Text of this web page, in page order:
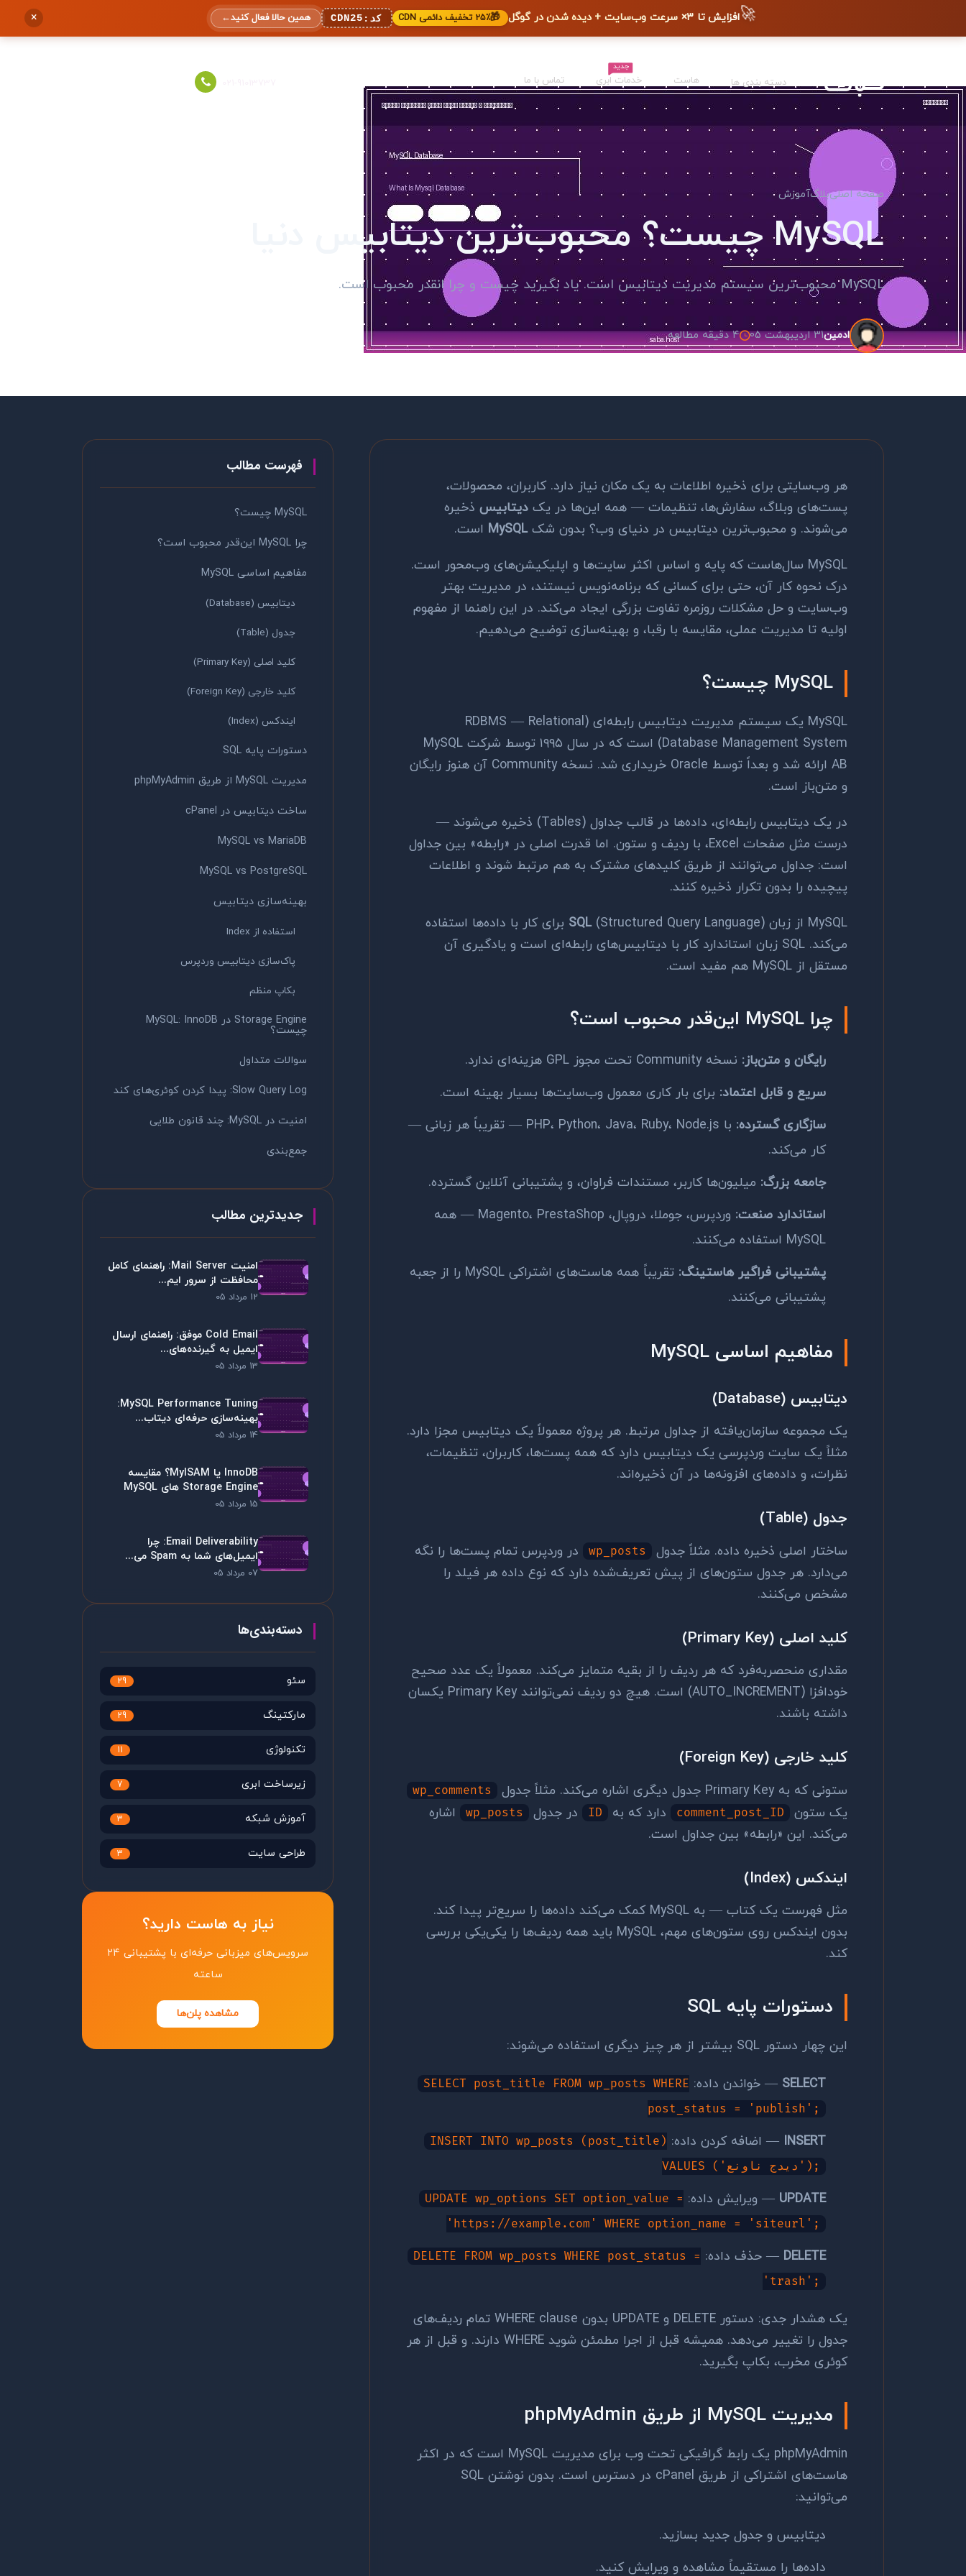
🚀افزایش تا ۳× سرعت وب‌سایت + دیده شدن در گوگل 🎁۲۵٪ تخفیف دائمی CDN کد: CDN25 همین حالا فعال کنید←
×
دسته بندی ها هاست
جدید
خدمات ابری تماس با ما
صفحه اصلیبلاگآموزش
MySQL چیست؟ محبوب‌ترین دیتابیس دنیا
MySQL محبوب‌ترین سیستم مدیریت دیتابیس است. یاد بگیرید چیست و چرا انقدر محبوب است.
ادمین31 اردیبهشت 05 4 دقیقه مطالعه
هر وب‌سایتی برای ذخیره اطلاعات به یک مکان نیاز دارد. کاربران، محصولات،
پست‌های وبلاگ، سفارش‌ها، تنظیمات — همه این‌ها در یک دیتابیس ذخیره
می‌شوند. و محبوب‌ترین دیتابیس در دنیای وب؟ بدون شکMySQL است.
MySQL سال‌هاست که پایه و اساس اکثر سایت‌ها و اپلیکیشن‌های وب‌محور است.
درک نحوه کار آن، حتی برای کسانی که برنامه‌نویس نیستند، در مدیریت بهتر
وب‌سایت و حل مشکلات روزمره تفاوت بزرگی ایجاد می‌کند. در این راهنما از مفهوم
اولیه تا مدیریت عملی، مقایسه با رقبا، و بهینه‌سازی توضیح می‌دهیم.
MySQL چیست؟
MySQL یک سیستم مدیریت دیتابیس رابطه‌ای (RDBMS — Relational
Database Management System) است که در سال ۱۹۹۵ توسط شرکت MySQL
AB ارائه شد و بعداً توسط Oracle خریداری شد. نسخه Community آن هنوز رایگان
و متن‌باز است.
در یک دیتابیس رابطه‌ای، داده‌ها در قالب جداول (Tables) ذخیره می‌شوند —
درست مثل صفحات Excel، با ردیف و ستون. اما قدرت اصلی در «رابطه» بین جداول
است: جداول می‌توانند از طریق کلیدهای مشترک به هم مرتبط شوند و اطلاعات
پیچیده را بدون تکرار ذخیره کنند.
MySQL از زبان
SQL (Structured Query Language) برای کار با داده‌ها استفاده
می‌کند. SQL زبان استاندارد کار با دیتابیس‌های رابطه‌ای است و یادگیری آن
مستقل از MySQL هم مفید است.
چرا MySQL این‌قدر محبوب است؟
رایگان و متن‌باز: نسخه Community تحت مجوز GPL هزینه‌ای ندارد.
سریع و قابل اعتماد: برای بار کاری معمول وب‌سایت‌ها بسیار بهینه است.
سازگاری گسترده:
با PHP، Python، Java، Ruby، Node.js — تقریباً هر زبانی —
کار می‌کند.
جامعه بزرگ: میلیون‌ها کاربر، مستندات فراوان، و پشتیبانی آنلاین گسترده.
استاندارد صنعت:
وردپرس، جوملا، دروپال، Magento، PrestaShop — همه
MySQL استفاده می‌کنند.
پشتیبانی فراگیر هاستینگ:
تقریباً همه هاست‌های اشتراکی MySQL را از جعبه
پشتیبانی می‌کنند.
مفاهیم اساسی MySQL
دیتابیس (Database)
یک مجموعه سازمان‌یافته از جداول مرتبط. هر پروژه معمولاً یک دیتابیس مجزا دارد.
مثلاً یک سایت وردپرسی یک دیتابیس دارد که همه پست‌ها، کاربران، تنظیمات،
نظرات، و داده‌های افزونه‌ها در آن ذخیره‌اند.
جدول (Table)
ساختار اصلی ذخیره داده. مثلاً جدول wp_posts
در وردپرس تمام پست‌ها را نگه
می‌دارد. هر جدول ستون‌های از پیش تعریف‌شده دارد که نوع داده هر فیلد را
مشخص می‌کنند.
کلید اصلی (Primary Key)
مقداری منحصربه‌فرد که هر ردیف را از بقیه متمایز می‌کند. معمولاً یک عدد صحیح
خودافزا (AUTO_INCREMENT) است. هیچ دو ردیف نمی‌توانند Primary Key یکسان
داشته باشند.
کلید خارجی (Foreign Key)
ستونی که به Primary Key جدول دیگری اشاره می‌کند. مثلاً جدول wp_comments
یک ستون comment_post_ID دارد که به ID در جدول wp_posts
اشاره
می‌کند. این «رابطه» بین جداول است.
ایندکس (Index)
مثل فهرست یک کتاب — به MySQL کمک می‌کند داده‌ها را سریع‌تر پیدا کند.
بدون ایندکس روی ستون‌های مهم، MySQL باید همه ردیف‌ها را یکی‌یکی بررسی
کند.
دستورات پایه SQL
این چهار دستور SQL بیشتر از هر چیز دیگری استفاده می‌شوند:
SELECT — خواندن داده: SELECT post_title FROM wp_posts WHERE
post_status = 'publish';
INSERT — اضافه کردن داده: INSERT INTO wp_posts (post_title)
VALUES ('عنوان جدید');
UPDATE — ویرایش داده: UPDATE wp_options SET option_value =
'https://example.com' WHERE option_name = 'siteurl';
DELETE — حذف داده: DELETE FROM wp_posts WHERE post_status =
'trash';
یک هشدار جدی: دستور DELETE و UPDATE بدون WHERE clause تمام ردیف‌های
جدول را تغییر می‌دهد. همیشه قبل از اجرا مطمئن شوید WHERE دارند. و قبل از هر
کوئری مخرب، بکاپ بگیرید.
مدیریت MySQL از طریق phpMyAdmin
phpMyAdmin یک رابط گرافیکی تحت وب برای مدیریت MySQL است که در اکثر
هاست‌های اشتراکی از طریق cPanel در دسترس است. بدون نوشتن SQL
می‌توانید:
دیتابیس و جدول جدید بسازید.
داده‌ها را مستقیماً مشاهده و ویرایش کنید.
فهرست مطالب
MySQL چیست؟
چرا MySQL این‌قدر محبوب است؟
مفاهیم اساسی MySQL
دیتابیس (Database)
جدول (Table)
کلید اصلی (Primary Key)
کلید خارجی (Foreign Key)
ایندکس (Index)
دستورات پایه SQL
مدیریت MySQL از طریق phpMyAdmin
ساخت دیتابیس در cPanel
MySQL vs MariaDB
MySQL vs PostgreSQL
بهینه‌سازی دیتابیس
استفاده از Index
پاک‌سازی دیتابیس وردپرس
بکاپ منظم
Storage Engine در MySQL: InnoDB
چیست؟
سوالات متداول
Slow Query Log: پیدا کردن کوئری‌های کند
امنیت در MySQL: چند قانون طلایی
جمع‌بندی
جدیدترین مطالب
امنیت Mail Server: راهنمای کامل
محافظت از سرور ایم...
12 مرداد 05
Cold Email موفق: راهنمای ارسال
ایمیل به گیرنده‌های...
13 مرداد 05
MySQL Performance Tuning:
بهینه‌سازی حرفه‌ای دیتاب...
14 مرداد 05
InnoDB یا MyISAM؟ مقایسه
Storage Engine های MySQL
15 مرداد 05
Email Deliverability: چرا
ایمیل‌های شما به Spam می...
07 مرداد 05
دسته‌بندی‌ها
سئو 29
مارکتینگ 29
تکنولوژی 11
زیرساخت ابری 7
آموزش شبکه 3
طراحی سایت 3
نیاز به هاست دارید؟
سرویس‌های میزبانی حرفه‌ای با پشتیبانی ۲۴
ساعته
مشاهده پلن‌ها